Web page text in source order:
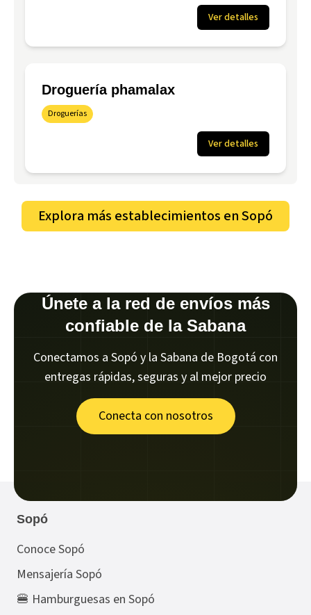
Ver detalles
Droguería phamalax
Droguerías
Ver detalles
Explora más establecimientos enSopó
Únete a la red de envíos más
confiable de la Sabana
Conectamos a Sopó y la Sabana de Bogotá con
entregas rápidas, seguras y al mejor precio
Conecta con nosotros
Sopó
Conoce Sopó
Mensajería Sopó
🍔 Hamburguesas en Sopó